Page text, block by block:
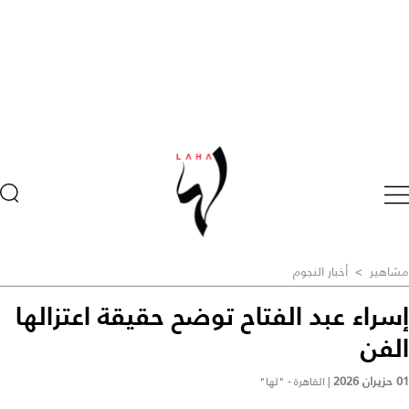
مشاهير > أخبار النجوم
إسراء عبد الفتاح توضح حقيقة اعتزالها
الفن
01 حزيران 2026 | القاهرة - "لها"